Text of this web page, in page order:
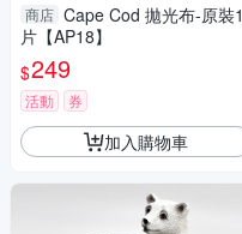
商店 Cape Cod 拋光布-原裝1
片【AP18】
$249
活動 券
加入購物車